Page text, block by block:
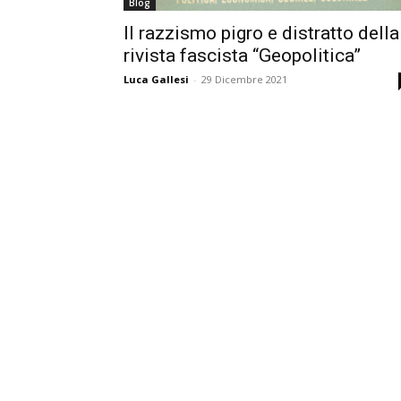
Blog
Il razzismo pigro e distratto della
rivista fascista “Geopolitica”
Luca Gallesi - 29 Dicembre 2021